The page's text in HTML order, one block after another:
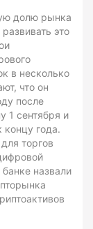
долю рынка
это
в несколько
что он
после
1 сентября и
концу года.
торгов
назвали